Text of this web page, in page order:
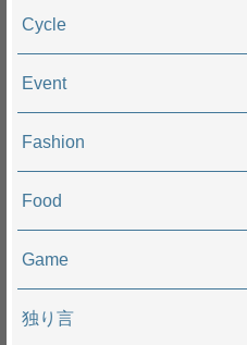
Cycle
Event
Fashion
Food
Game
独り言